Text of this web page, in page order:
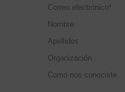
Correo electrónico*
Nombre
Apellidos
Organización
Como nos conociste